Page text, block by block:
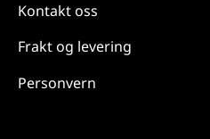
Kontakt oss
Frakt og levering
Personvern